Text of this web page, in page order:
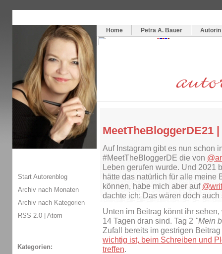
Home
Petra A. Bauer Autorin
MeetTheBloggerDE21
Auf Instagram gibt es nun schon
#MeetTheBloggerDE die von
Leben gerufen wurde. Und 2021
hätte das natürlich für alle meine
können, habe mich aber auf
dachte ich: Das wären doch
Unten im Beitrag könnt ihr
14 Tagen dran sind. Tag 2 "Mein
Zufall bereits im gestrigen
wichtig ist, beim Schreiben und
treffen.
Start Autorenblog
Archiv nach Monaten
Archiv nach Kategorien
RSS 2.0 | Atom
Kategorien: